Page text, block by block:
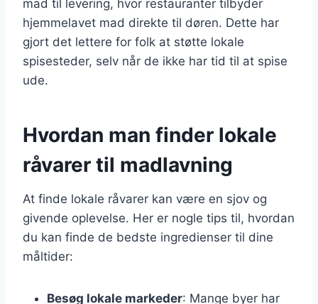
mad til levering, hvor restauranter tilbyder
hjemmelavet mad direkte til døren. Dette har
gjort det lettere for folk at støtte lokale
spisesteder, selv når de ikke har tid til at spise
ude.
Hvordan man finder lokale
råvarer til madlavning
At finde lokale råvarer kan være en sjov og
givende oplevelse. Her er nogle tips til, hvordan
du kan finde de bedste ingredienser til dine
måltider:
Besøg lokale markeder: Mange byer har